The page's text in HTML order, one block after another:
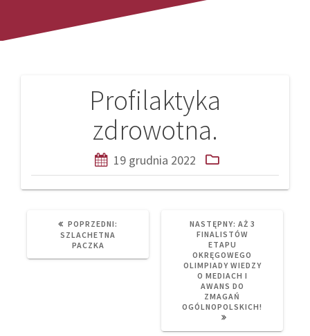
Profilaktyka
zdrowotna.
19 grudnia 2022
Nawigacja
POPRZEDNI:
SZLACHETNA
PACZKA
NASTĘPNY: NEXT
POST:
AŻ 3
FINALISTÓW
ETAPU
OKRĘGOWEGO
OLIMPIADY WIEDZY
O MEDIACH I
AWANS DO
ZMAGAŃ
OGÓLNOPOLSKICH!